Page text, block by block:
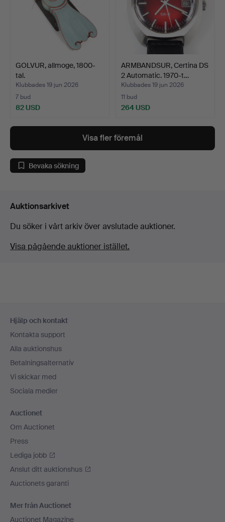
GOLVUR, allmoge, 1800-
tal.
Klubbades 19 jun 2026
7 bud
82 USD
ARMBANDSUR, Certina DS
2 Automatic. 1970-t…
Klubbades 19 jun 2026
11 bud
264 USD
Visa fler föremål
Bevaka sökning
Auktionsarkivet
Du söker i vårt arkiv över avslutade auktioner.
Visa pågående auktioner istället.
Hjälp och kontakt
Kontakta support
Alla auktionshus
Betalningsalternativ
Vi skickar med
Sociala medier
Auctionet
Om Auctionet
Press
Lediga jobb
Anslut ditt auktionshus
Auctionets garanti
Mer från Auctionet
Auctionet Magazine